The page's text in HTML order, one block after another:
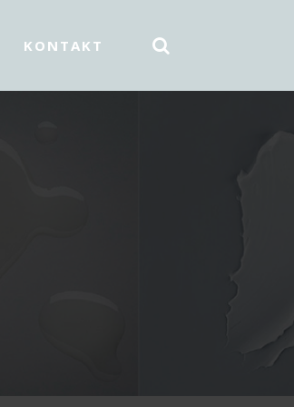
KONTAKT